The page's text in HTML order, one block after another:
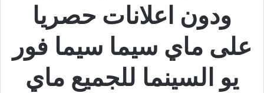
ودون اعلانات حصريا
على ماي سيما سيما فور
يو السينما للجميع ماي